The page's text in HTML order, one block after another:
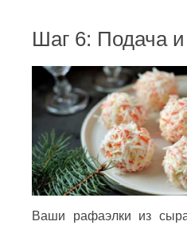
Шаг 6: Подача
Ваши рафаэлки из